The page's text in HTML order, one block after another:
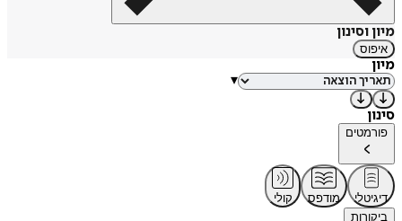
מיון וסינון
איפוס
מיון
▾
סינון
פורמטים
דיגיטלי מודפס
קולי
ביקורות